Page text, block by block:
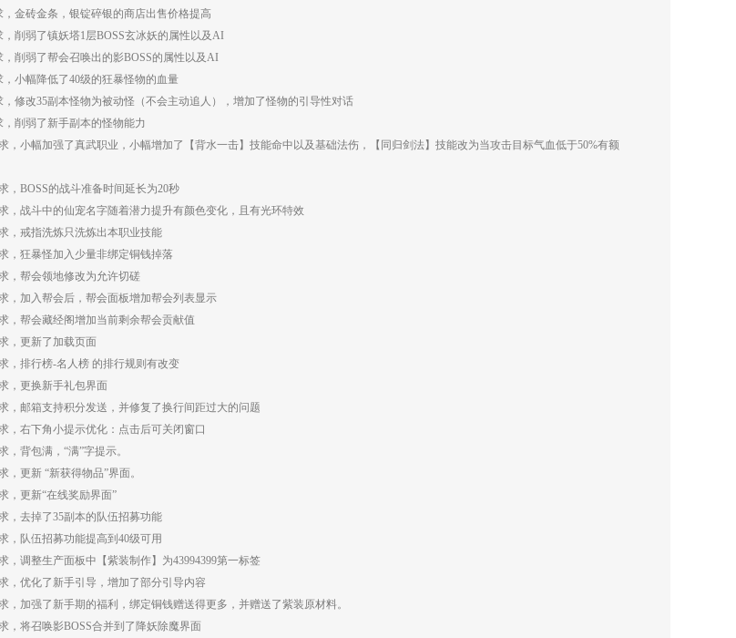
，金砖金条，银锭碎银的商店出售价格提高
，削弱了镇妖塔1层BOSS玄冰妖的属性以及AI
，削弱了帮会召唤出的影BOSS的属性以及AI
，小幅降低了40级的狂暴怪物的血量
，修改35副本怪物为被动怪（不会主动追人），增加了怪物的引导性对话
削弱了新手副本的怪物能力
，小幅加强了真武职业，小幅增加了【背水一击】技能命中以及基础法伤，【同归剑法】技能改为当攻击目标气血低于50%有额
，BOSS的战斗准备时间延长为20秒
，战斗中的仙宠名字随着潜力提升有颜色变化，且有光环特效
，戒指洗炼只洗炼出本职业技能
，狂暴怪加入少量非绑定铜钱掉落
，帮会领地修改为允许切磋
，加入帮会后，帮会面板增加帮会列表显示
，帮会藏经阁增加当前剩余帮会贡献值
，更新了加载页面
，排行榜-名人榜 的排行规则有改变
，更换新手礼包界面
，邮箱支持积分发送，并修复了换行间距过大的问题
，右下角小提示优化：点击后可关闭窗口
，背包满，“满”字提示。
，更新 “新获得物品”界面。
，更新“在线奖励界面”
，去掉了35副本的队伍招募功能
，队伍招募功能提高到40级可用
，调整生产面板中【紫装制作】为43994399第一标签
，优化了新手引导，增加了部分引导内容
，加强了新手期的福利，绑定铜钱赠送得更多，并赠送了紫装原材料。
，将召唤影BOSS合并到了降妖除魔界面